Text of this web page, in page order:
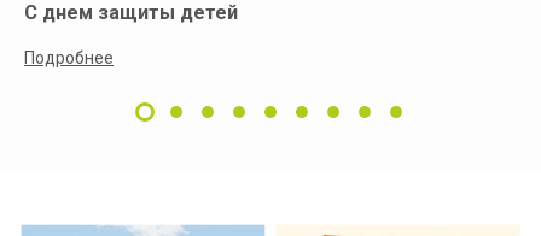
С днем защиты детей
Подробнее